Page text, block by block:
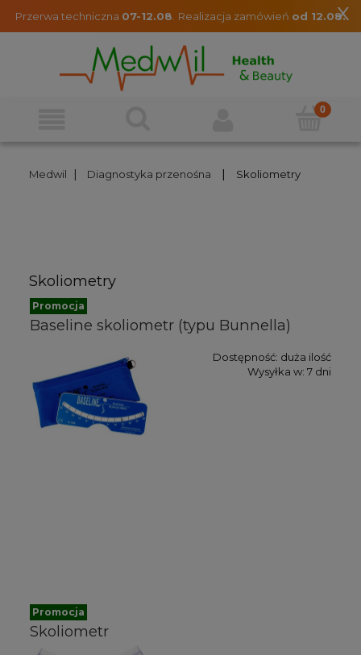
x
Przerwa techniczna 07-12.08 Realizacja zamówień od 12.08.
Medwil | Diagnostyka przenośna | Skoliometry
Skoliometry
Baseline skoliometr (typu Bunnella)
Dostępność: duża ilość
Wysyłka w: 7 dni
Promocja
Skoliometr
Promocja